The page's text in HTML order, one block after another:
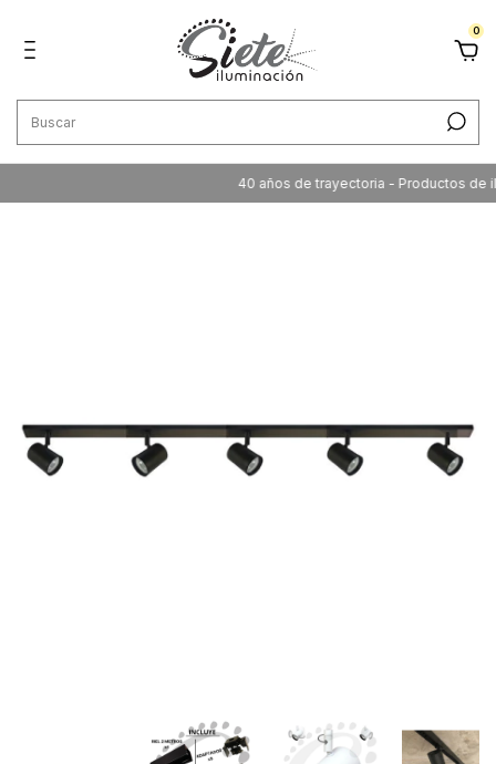
0
40 años de trayectoria - Productos de